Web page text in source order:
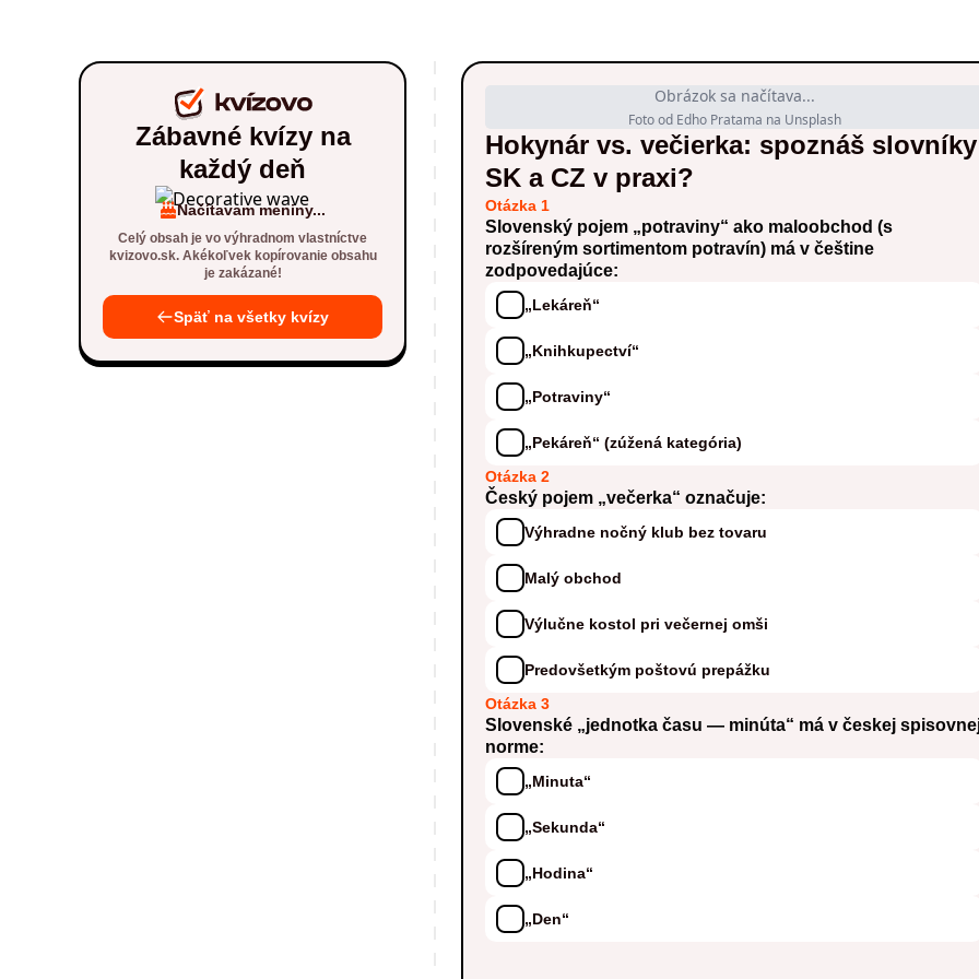
Zábavné kvízy na
každý deň
Načítavam meniny...
Celý obsah je vo výhradnom vlastníctve
kvizovo.sk. Akékoľvek kopírovanie obsahu
je zakázané!
Späť na všetky kvízy
Obrázok sa načítava...
Foto od Edho Pratama na Unsplash
Hokynár vs. večierka: spoznáš slovníky
SK a CZ v praxi?
Otázka 1
Slovenský pojem „potraviny“ ako maloobchod (s
rozšíreným sortimentom potravín) má v češtine
zodpovedajúce:
„Lekáreň“
„Knihkupectví“
„Potraviny“
„Pekáreň“ (zúžená kategória)
Otázka 2
Český pojem „večerka“ označuje:
Výhradne nočný klub bez tovaru
Malý obchod
Výlučne kostol pri večernej omši
Predovšetkým poštovú prepážku
Otázka 3
Slovenské „jednotka času — minúta“ má v českej
norme:
„Minuta“
„Sekunda“
„Hodina“
„Den“